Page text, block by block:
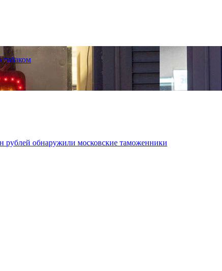
рублей обнаружили московские таможенники